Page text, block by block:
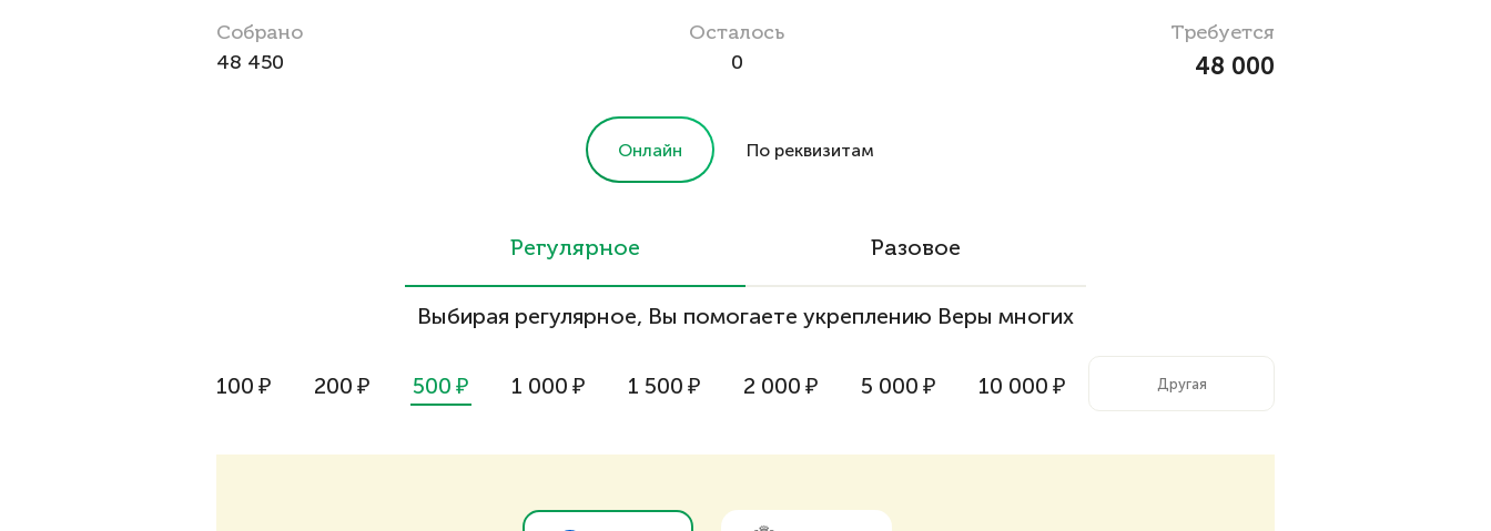
Cобрано
48 450
Осталось
0
Требуется
48 000
Онлайн По реквизитам
Регулярное Разовое
Выбирая регулярное, Вы помогаете укреплению Веры многих
100 ₽ 200 ₽ 500 ₽ 1 000 ₽ 1 500 ₽ 2 000 ₽ 5 000 ₽ 10 000 ₽